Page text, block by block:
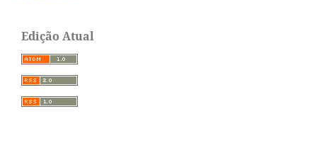
Edição Atual